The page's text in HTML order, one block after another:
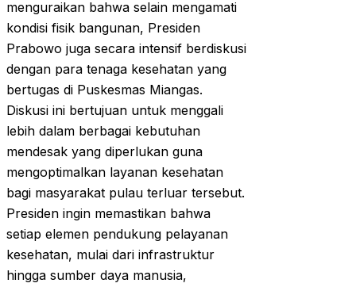
menguraikan bahwa selain mengamati
kondisi fisik bangunan, Presiden
Prabowo juga secara intensif berdiskusi
dengan para tenaga kesehatan yang
bertugas di Puskesmas Miangas.
Diskusi ini bertujuan untuk menggali
lebih dalam berbagai kebutuhan
mendesak yang diperlukan guna
mengoptimalkan layanan kesehatan
bagi masyarakat pulau terluar tersebut.
Presiden ingin memastikan bahwa
setiap elemen pendukung pelayanan
kesehatan, mulai dari infrastruktur
hingga sumber daya manusia,